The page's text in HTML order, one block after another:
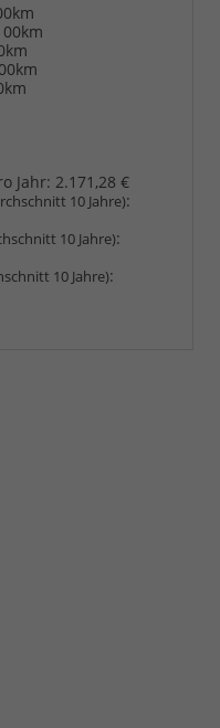
Jahr: 2.171,28 €
10 Jahre):
10 Jahre):
10 Jahre):